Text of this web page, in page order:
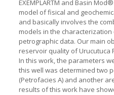
EXEMPLARTM and Basin
model of fisical and
and basically involves the
models in the
petrographic data. Our main
reservoir quality of Urucutuca
In this work, the parameters
this well was determined two
(Petrofacies A) and another
results of this work have